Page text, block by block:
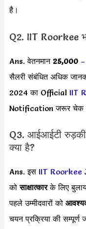
है।
Q2. IIT Roorkee
Ans. वेतनमान25,000 –
सैलरी संबंधित अधिक
2024 का Official IIT
Notification जरूर चेक
Q3. आईआईटी रुड़की
क्या है?
Ans. इसIIT Roorkee
कोसाक्षात्कारके लिए
पहले उम्मीदवारों को
चयन प्रक्रिया की सम्पूर्ण